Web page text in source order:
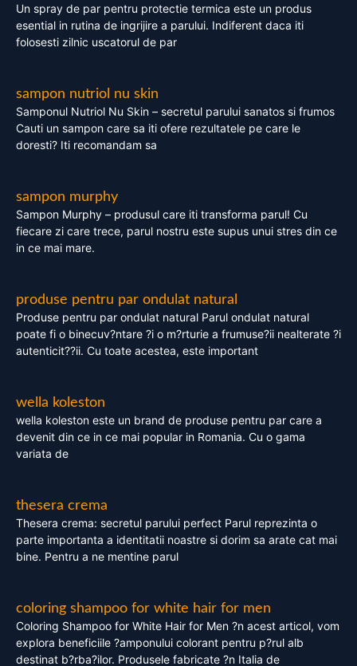
Un spray de par pentru protectie termica este un produs
esential in rutina de ingrijire a parului. Indiferent daca iti
folosesti zilnic uscatorul de par
sampon nutriol nu skin
Samponul Nutriol Nu Skin – secretul parului sanatos si frumos
Cauti un sampon care sa iti ofere rezultatele pe care le
doresti? Iti recomandam sa
sampon murphy
Sampon Murphy – produsul care iti transforma parul! Cu
fiecare zi care trece, parul nostru este supus unui stres din ce
in ce mai mare.
produse pentru par ondulat natural
Produse pentru par ondulat natural Parul ondulat natural
poate fi o binecuv?ntare ?i o m?rturie a frumuse?ii nealterate ?i
autenticit??ii. Cu toate acestea, este important
wella koleston
wella koleston este un brand de produse pentru par care a
devenit din ce in ce mai popular in Romania. Cu o gama
variata de
thesera crema
Thesera crema: secretul parului perfect Parul reprezinta o
parte importanta a identitatii noastre si dorim sa arate cat mai
bine. Pentru a ne mentine parul
coloring shampoo for white hair for men
Coloring Shampoo for White Hair for Men ?n acest articol, vom
explora beneficiile ?amponului colorant pentru p?rul alb
destinat b?rba?ilor. Produsele fabricate ?n Italia de